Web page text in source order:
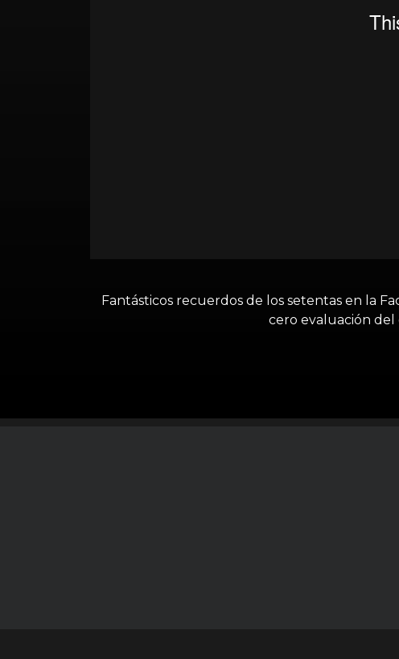
Fantásticos recuerdos de los setentas en la
cero evaluación